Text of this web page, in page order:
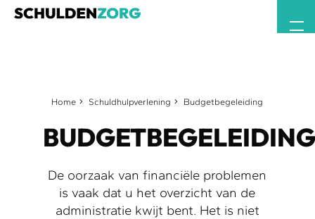
Home Schuldhulpverlening Budgetbegeleiding
BUDGETBEGELEIDING
De oorzaak van financiële problemen
is vaak dat u het overzicht van de
administratie kwijt bent. Het is niet